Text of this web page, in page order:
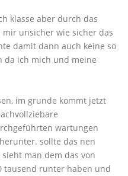
klasse aber durch das
unsicher wie sicher das
damit dann auch keine so
da ich mich und meine
im grunde kommt jetzt
wartungen
sollte das nen
man dem das von
tausend runter haben und